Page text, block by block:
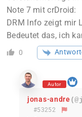
Note 7 mit crDroid:
DRM Info zeigt mir
Bedeutet das, ich
0
Autor
jonas-andre
#53252